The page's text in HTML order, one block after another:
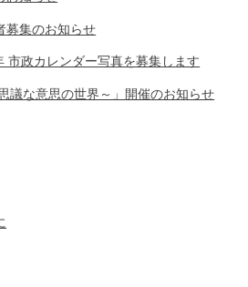
募集のお知らせ
市政カレンダー写真を募集します
議な意思の世界～」開催のお知らせ